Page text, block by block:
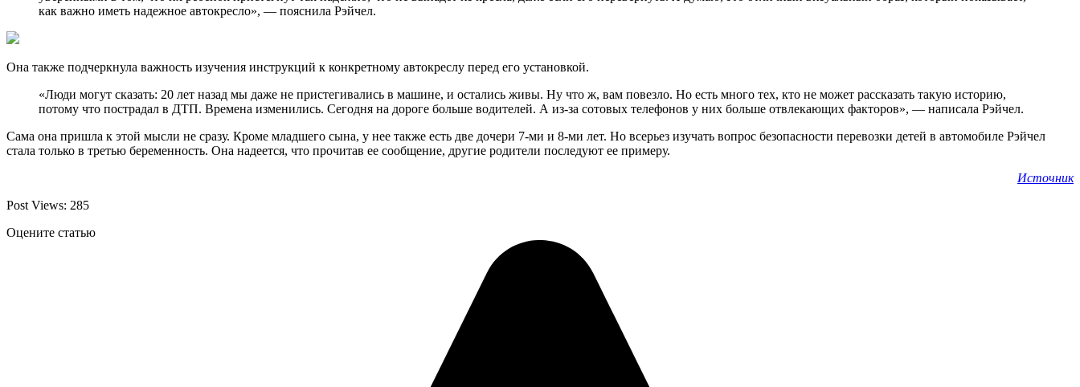
как важно иметь надежное автокресло», — пояснила Рэйчел.
Она также подчеркнула важность изучения инструкций к конкретному автокреслу перед его установкой.
«Люди могут сказать: 20 лет назад мы даже не пристегивались в машине, и остались живы. Ну что ж, вам повезло. Но есть много тех, кто не может рассказать такую историю,
потому что пострадал в ДТП. Времена изменились. Сегодня на дороге больше водителей. А из-за сотовых телефонов у них больше отвлекающих факторов», — написала Рэйчел.
Сама она пришла к этой мысли не сразу. Кроме младшего сына, у нее также есть две дочери 7-ми и 8-ми лет. Но всерьез изучать вопрос безопасности перевозки детей в автомобиле Рэйчел
стала только в третью беременность. Она надеется, что прочитав ее сообщение, другие родители последуют ее примеру.
Источник
Post Views: 285
Оцените статью